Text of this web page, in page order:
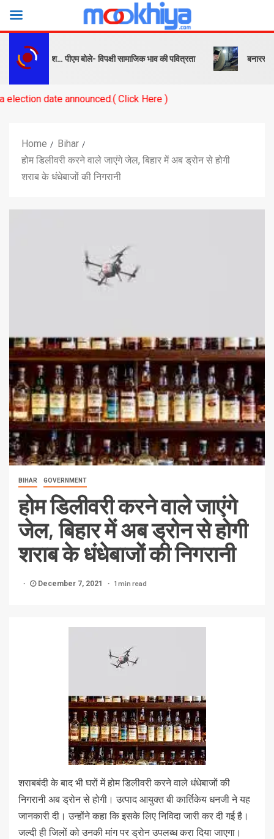
और संदेश… पीएम बोले- विपक्षी सामाजिक भाव की पवित्रता बनारस स्टेशन के
announced.( Click Here )
Home
Bihar
होम डिलीवरी करने वाले जाएंगे जेल, बिहार में अब ड्रोन से होगी
शराब के धंधेबाजों की निगरानी
BIHAR GOVERNMENT
होम डिलीवरी करने वाले जाएंगे
जेल, बिहार में अब ड्रोन से होगी
शराब के धंधेबाजों की निगरानी
December 7, 2021 1 min read
शराबबंदी के बाद भी घरों में होम डिलीवरी करने वाले धंधेबाजों की
निगरानी अब ड्रोन से होगी। उत्पाद आयुक्त बी कार्तिकेय धनजी ने यह
जानकारी दी। उन्होंने कहा कि इसके लिए निविदा जारी कर दी गई है।
जल्दी ही जिलों को उनकी मांग पर ड्रोन उपलब्ध करा दिया जाएगा।